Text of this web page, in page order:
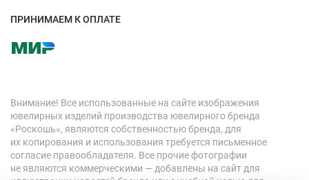
ПРИНИМАЕМ К ОПЛАТЕ
Внимание! Все использованные на сайте изображения
ювелирных изделий производства ювелирного бренда
«Роскошь», являются собственностью бренда, для
их копирования и использования требуется письменное
согласие правообладателя. Все прочие фотографии
не являются коммерческими — добавлены на сайт для